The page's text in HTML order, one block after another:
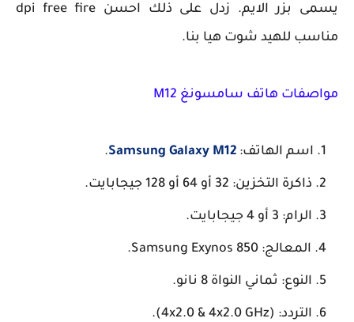
يسمى بزر الايم. زدل على ذلك احسن dpi free fire
مناسب للهيد شوت هيا بنا.
مواصفات هاتف سامسونغ M12
اسم الهاتف: Samsung Galaxy M12
.
ذاكرة التخزين: 32 أو 64 أو 128 جيجابايت.
الرام: 3 أو 4 جيجابايت.
المعالج: Samsung Exynos 850.
النوع: ثماني النواة 8 نانو.
التردد: (4x2.0 & 4x2.0 GHz).